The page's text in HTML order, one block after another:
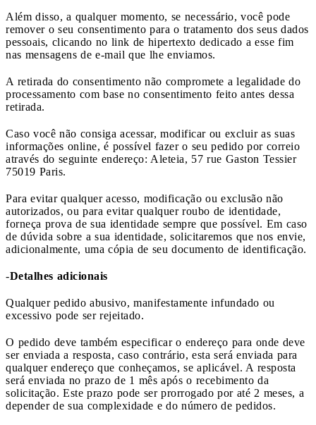
Além disso, a qualquer momento, se necessário, você pode
remover o seu consentimento para o tratamento dos seus dados
pessoais, clicando no link de hipertexto dedicado a esse fim
nas mensagens de e-mail que lhe enviamos.
A retirada do consentimento não compromete a legalidade do
processamento com base no consentimento feito antes dessa
retirada.
Caso você não consiga acessar, modificar ou excluir as suas
informações online, é possível fazer o seu pedido por correio
através do seguinte endereço: Aleteia, 57 rue Gaston Tessier
75019 Paris.
Para evitar qualquer acesso, modificação ou exclusão não
autorizados, ou para evitar qualquer roubo de identidade,
forneça prova de sua identidade sempre que possível. Em caso
de dúvida sobre a sua identidade, solicitaremos que nos envie,
adicionalmente, uma cópia de seu documento de identificação.
-Detalhes adicionais
Qualquer pedido abusivo, manifestamente infundado ou
excessivo pode ser rejeitado.
O pedido deve também especificar o endereço para onde deve
ser enviada a resposta, caso contrário, esta será enviada para
qualquer endereço que conheçamos, se aplicável. A resposta
será enviada no prazo de 1 mês após o recebimento da
solicitação. Este prazo pode ser prorrogado por até 2 meses, a
depender de sua complexidade e do número de pedidos.